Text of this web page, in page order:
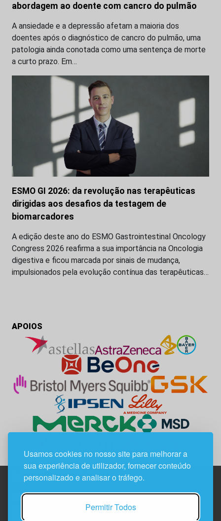
Usamos cookies no nosso site para melhorar a
sua experiência de utilizador, fornecer conteúdo
personalizado e analisar o tráfego.
Permitir Todos
abordagem ao doente com cancro do pulmão
A ansiedade e a depressão afetam a maioria dos
doentes após o diagnóstico de cancro do pulmão, uma
patologia ainda conotada como uma sentença de morte
a curto prazo. Em…
ESMO GI 2026: da revolução nas terapêuticas
dirigidas aos desafios da testagem de
biomarcadores
A edição deste ano do ESMO Gastrointestinal Oncology
Congress 2026 reafirma a sua importância na Oncologia
digestiva e ficou marcada por sinais de mudança,
impulsionados pela evolução contínua das terapêuticas…
APOIOS
Edif. Lisboa Oriente | Av. Infante D. Henrique, n.º 333H, esc.